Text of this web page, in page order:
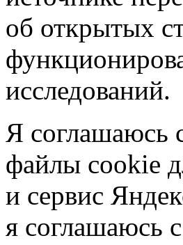
об открытых
исследований.
Я соглашаюсь
файлы cookie
и сервис
я соглашаюсь